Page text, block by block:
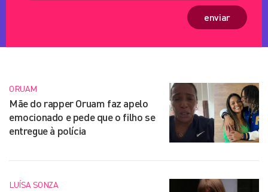
enviar
ORUAM
Mãe do rapper Oruam faz apelo
emocionado e pede que o filho se
entregue à polícia
LUÍSA SONZA